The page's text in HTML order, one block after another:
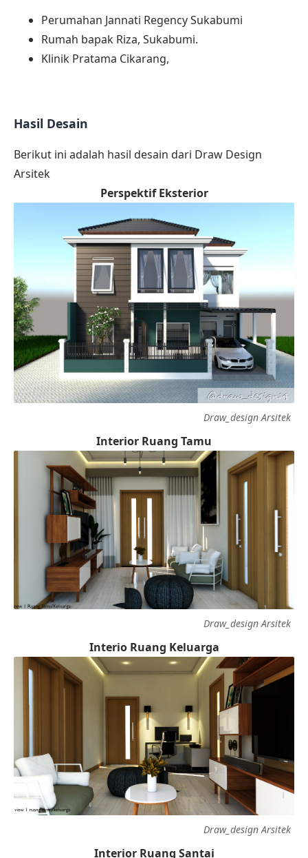
Perumahan Jannati Regency Sukabumi
Rumah bapak Riza, Sukabumi.
Klinik Pratama Cikarang,
Hasil Desain
Berikut ini adalah hasil desain dari Draw Design
Arsitek
Perspektif Eksterior
Draw_design Arsitek
Interior Ruang Tamu
Draw_design Arsitek
Interio Ruang Keluarga
Draw_design Arsitek
Interior Ruang Santai